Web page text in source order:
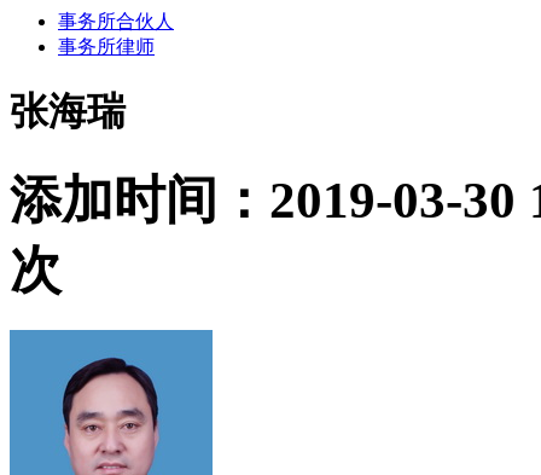
事务所合伙人
事务所律师
张海瑞
添加时间：2019-03-
次